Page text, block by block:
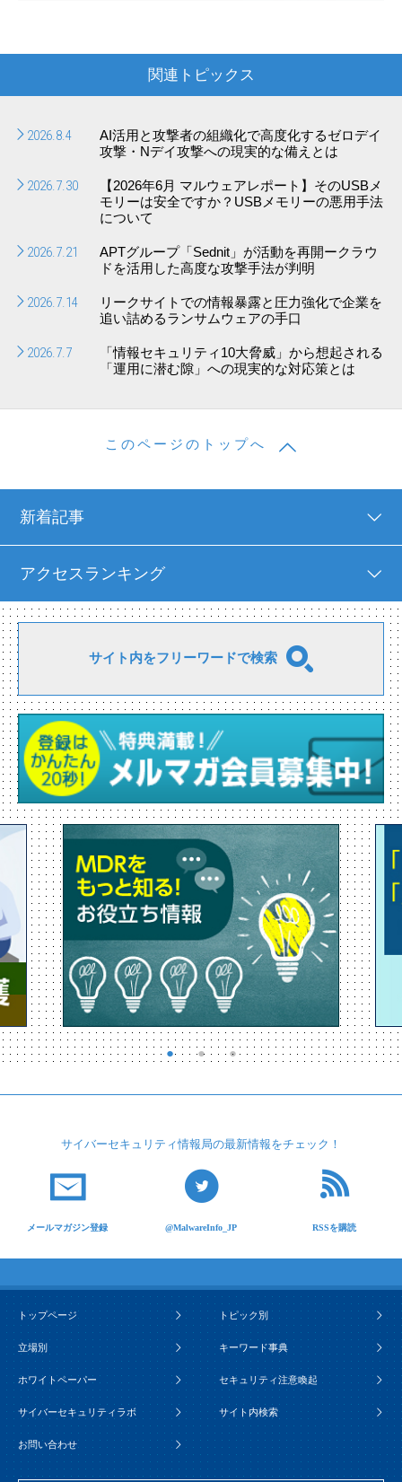
関連トピックス
2026.8.4
AI活用と攻撃者の組織化で高度化するゼロデイ
攻撃・Nデイ攻撃への現実的な備えとは
2026.7.30
【2026年6月 マルウェアレポート】そのUSBメ
モリーは安全ですか？USBメモリーの悪用手法
について
2026.7.21
APTグループ「Sednit」が活動を再開ークラウ
ドを活用した高度な攻撃手法が判明
2026.7.14
リークサイトでの情報暴露と圧力強化で企業を
追い詰めるランサムウェアの手口
2026.7.7
「情報セキュリティ10大脅威」から想起される
「運用に潜む隙」への現実的な対応策とは
このページのトップへ
新着記事
アクセスランキング
サイト内をフリーワードで検索
サイバーセキュリティ情報局の最新情報をチェック！
メールマガジン登録 @MalwareInfo_JP RSSを購読
トップページ トピック別
立場別 キーワード事典
ホワイトペーパー セキュリティ注意喚起
サイバーセキュリティラボ サイト内検索
お問い合わせ